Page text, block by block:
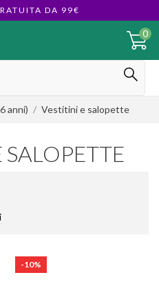
DA 99€
0
anni) Vestitini e salopette
-10%